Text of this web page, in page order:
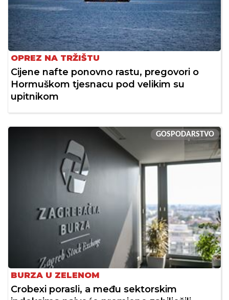
OPREZ NA TRŽIŠTU
Cijene nafte ponovno rastu, pregovori o
Hormuškom tjesnacu pod velikim su
upitnikom
GOSPODARSTVO
BURZA U ZELENOM
Crobexi porasli, a među sektorskim